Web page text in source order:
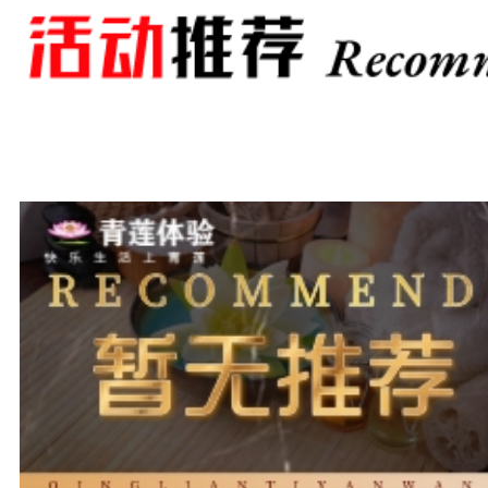
舒适的包房设计和广阔
二是“醉美时光K歌
和专业设备的KTV场所